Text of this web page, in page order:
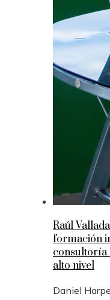
Raúl
formación
consultoría
alto nivel
Daniel